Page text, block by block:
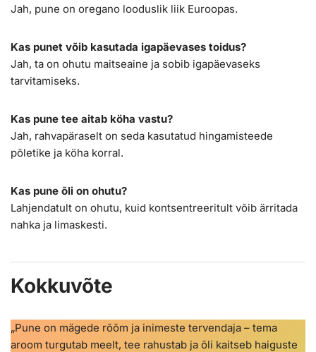
Jah, pune on oregano looduslik liik Euroopas.
Kas punet võib kasutada igapäevases toidus?
Jah, ta on ohutu maitseaine ja sobib igapäevaseks
tarvitamiseks.
Kas pune tee aitab köha vastu?
Jah, rahvapäraselt on seda kasutatud hingamisteede
põletike ja köha korral.
Kas pune õli on ohutu?
Lahjendatult on ohutu, kuid kontsentreeritult võib ärritada
nahka ja limaskesti.
Kokkuvõte
„Pune on mägede rõõm ja inimeste tervendaja – tema
aroom turgutab meelt, tee rahustab ja õli kaitseb haiguste